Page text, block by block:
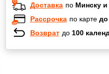
Доставка по Минску
Рассрочка по карте до
Возврат до 100